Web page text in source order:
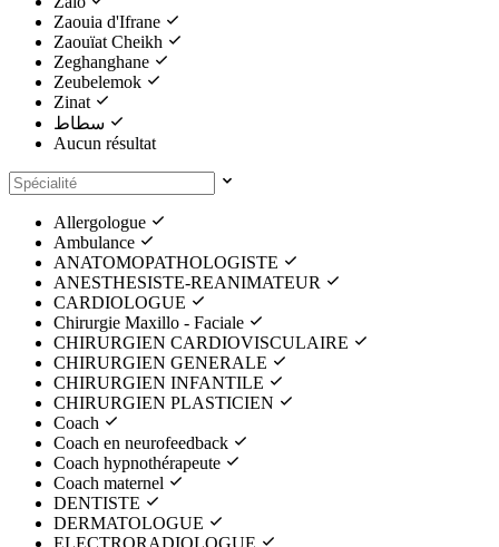
Zaouia d'Ifrane
Zaouïat Cheikh
Zeghanghane
Zeubelemok
Zinat
سطاط
Aucun résultat
Allergologue
Ambulance
ANATOMOPATHOLOGISTE
ANESTHESISTE-REANIMATEUR
CARDIOLOGUE
Chirurgie Maxillo - Faciale
CHIRURGIEN CARDIOVISCULAIRE
CHIRURGIEN GENERALE
CHIRURGIEN INFANTILE
CHIRURGIEN PLASTICIEN
Coach
Coach en neurofeedback
Coach hypnothérapeute
Coach maternel
DENTISTE
DERMATOLOGUE
ELECTRORADIOLOGUE